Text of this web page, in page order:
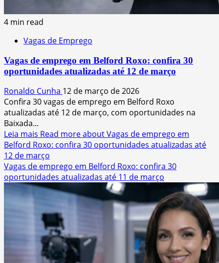
4 min read
Vagas de Emprego
Vagas de emprego em Belford Roxo: confira 30
oportunidades atualizadas até 12 de março
Ronaldo Cunha 12 de março de 2026
Confira 30 vagas de emprego em Belford Roxo
atualizadas até 12 de março, com oportunidades na
Baixada...
Leia mais Read more about Vagas de emprego em
Belford Roxo: confira 30 oportunidades atualizadas até
12 de março
Vagas de emprego em Belford Roxo: confira 30
oportunidades atualizadas até 11 de março